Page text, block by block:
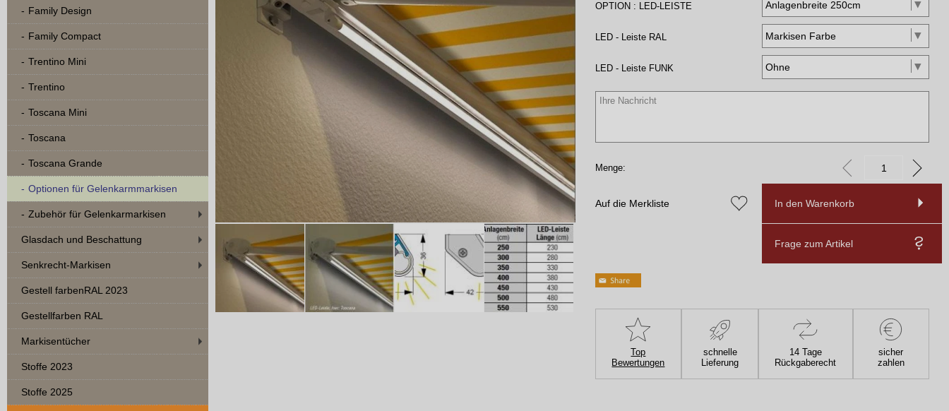
Family Design
Family Compact
Trentino Mini
Trentino
Toscana Mini
Toscana
Toscana Grande
Optionen für Gelenkarmmarkisen
Zubehör für Gelenkarmarkisen
Glasdach und Beschattung
Senkrecht-Markisen
Gestell farbenRAL 2023
Gestellfarben RAL
Markisentücher
Stoffe 2023
Stoffe 2025
OPTION : LED-LEISTE
LED - Leiste RAL
LED - Leiste FUNK
Menge:
Auf die Merkliste In den Warenkorb
Frage zum Artikel
Top
Bewertungen
schnelle
Lieferung
14 Tage
Rückgaberecht
sicher
zahlen